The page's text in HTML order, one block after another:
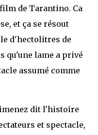
de Tarantino. Ca
et ça se résout
d'hectolitres de
qu'une lame a privé
assumé comme
dit l'histoire
et spectacle,